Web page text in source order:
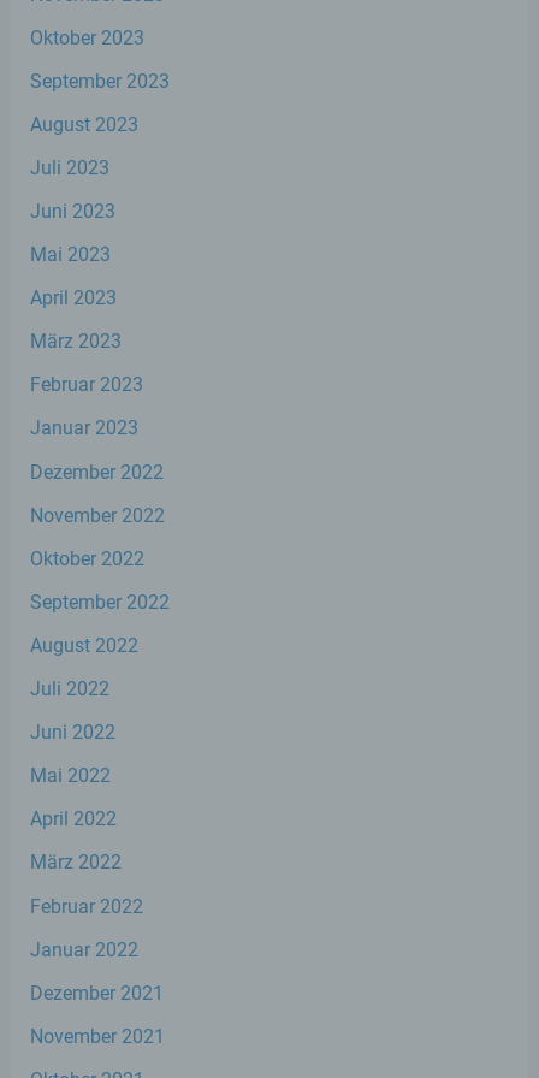
Oktober 2023
September 2023
August 2023
Juli 2023
Juni 2023
Mai 2023
April 2023
März 2023
Februar 2023
Januar 2023
Dezember 2022
November 2022
Oktober 2022
September 2022
August 2022
Juli 2022
Juni 2022
Mai 2022
April 2022
März 2022
Februar 2022
Januar 2022
Dezember 2021
November 2021
Server dem konkreten Internetbrowser zugeordnet
wurde. Dies ermöglicht es den besuchten
Browser der betroffenen Person von anderen
Internetbrowsern, die andere Cookies enthalten,
zu unterscheiden. Ein bestimmter Internetbrowser
kann über die eindeutige Cookie-ID wiedererkannt
Durch den Einsatz von Cookies kann den Nutzern
dieser Internetseite nutzerfreundlichere Services
bereitstellen, die ohne die Cookie-Setzung nicht
Mittels eines Cookies können die Informationen
und Angebote auf unserer Internetseite im Sinne
des Benutzers optimiert werden. Cookies
Benutzer unserer Internetseite wiederzuerkennen.
Nutzern die Verwendung unserer Internetseite zu
Cookies verwendet, muss beispielsweise nicht bei
Zugangsdaten eingeben, weil dies von der
Internetseite und dem auf dem Computersystem
wird. Ein weiteres Beispiel ist das Cookie eines
merkt sich die Artikel, die ein Kunde in den
Die betroffene Person kann die Setzung von
mittels einer entsprechenden Einstellung des
der Setzung von Cookies dauerhaft
Cookies jederzeit über einen Internetbrowser oder
andere Softwareprogramme gelöscht werden. Dies